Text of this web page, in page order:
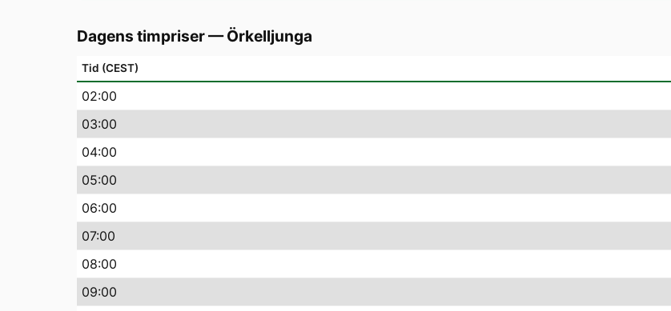
Dagens timpriser—Örkelljunga
Tid (CEST)
02:00
03:00
04:00
05:00
06:00
07:00
08:00
09:00